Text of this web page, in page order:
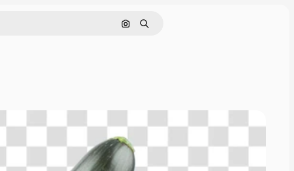
Nach Bild suchen
Suchen